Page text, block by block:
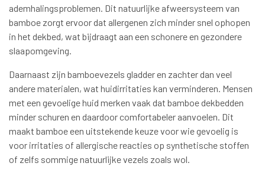
ademhalingsproblemen. Dit natuurlijke afweersysteem van
bamboe zorgt ervoor dat allergenen zich minder snel ophopen
in het dekbed, wat bijdraagt aan een schonere en gezondere
slaapomgeving.
Daarnaast zijn bamboevezels gladder en zachter dan veel
andere materialen, wat huidirritaties kan verminderen. Mensen
met een gevoelige huid merken vaak dat bamboe dekbedden
minder schuren en daardoor comfortabeler aanvoelen. Dit
maakt bamboe een uitstekende keuze voor wie gevoelig is
voor irritaties of allergische reacties op synthetische stoffen
of zelfs sommige natuurlijke vezels zoals wol.